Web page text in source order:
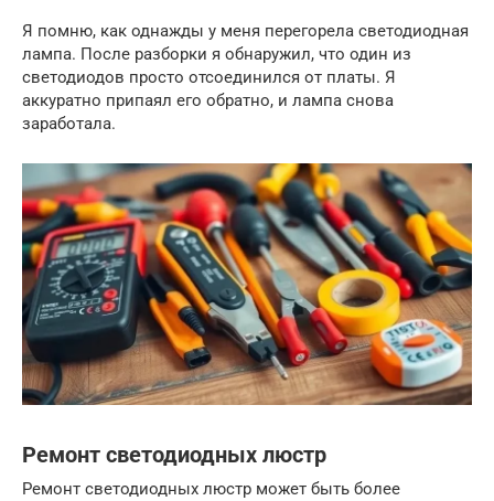
Я помню, как однажды у меня перегорела светодиодная
лампа. После разборки я обнаружил, что один из
светодиодов просто отсоединился от платы. Я
аккуратно припаял его обратно, и лампа снова
заработала.
Ремонт светодиодных люстр
Ремонт светодиодных люстр может быть более